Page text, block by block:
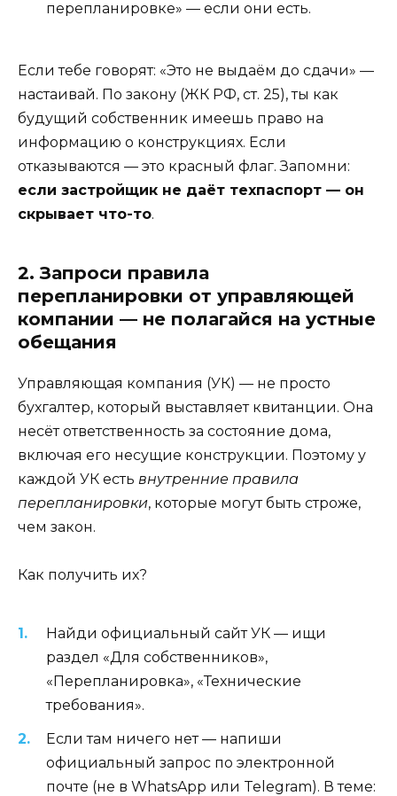
перепланировке» — если они есть.
Если тебе говорят: «Это не выдаём до сдачи» —
настаивай. По закону (ЖК РФ, ст. 25), ты как
будущий собственник имеешь право на
информацию о конструкциях. Если
отказываются — это красный флаг. Запомни:
если застройщик не даёт техпаспорт — он
скрывает что-то.
2. Запроси правила
перепланировки от управляющей
компании — не полагайся на устные
обещания
Управляющая компания (УК) — не просто
бухгалтер, который выставляет квитанции. Она
несёт ответственность за состояние дома,
включая его несущие конструкции. Поэтому у
каждой УК есть внутренние правила
перепланировки, которые могут быть строже,
чем закон.
Как получить их?
Найди официальный сайт УК — ищи
раздел «Для собственников»,
«Перепланировка», «Технические
требования».
Если там ничего нет — напиши
официальный запрос по электронной
почте (не в WhatsApp или Telegram). В теме: